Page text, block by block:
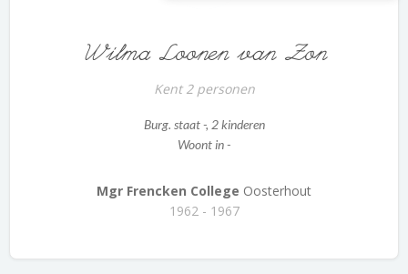
Wilma Loonen van Zon
Kent 2 personen
Burg. staat -, 2 kinderen
Woont in -
Mgr Frencken College Oosterhout
1962 - 1967